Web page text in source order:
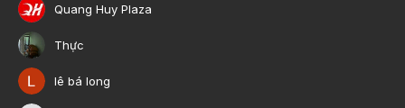
Quang Huy Plaza
Thực
lê bá long